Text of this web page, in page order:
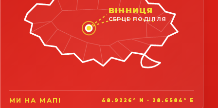
ВІННИЦЯ
СЕРЦЕ ПОДІЛЛЯ
МИ НА МАПІ 48.9226° N · 28.6584° E